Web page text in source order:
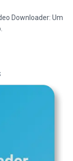
Downloader: Um